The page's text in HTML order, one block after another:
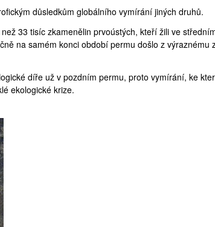
důsledkům globálního vymírání jiných druhů.
33 tisíc zkamenělin prvoústých, kteří žili ve
na samém konci období permu došlo z výraznému
díře už v pozdním permu, proto vymírání, ke
ekologické krize.